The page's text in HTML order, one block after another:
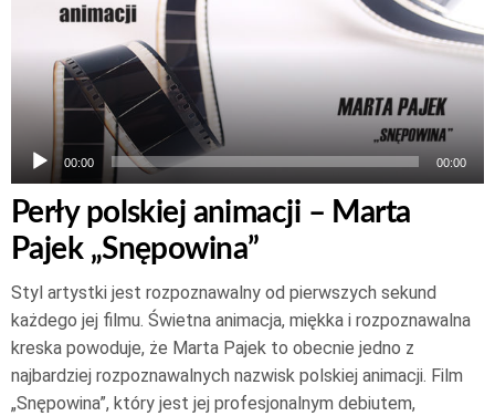
00:00 00:00
Perły polskiej animacji – Marta
Pajek „Snępowina”
Styl artystki jest rozpoznawalny od pierwszych sekund
każdego jej filmu. Świetna animacja, miękka i rozpoznawalna
kreska powoduje, że Marta Pajek to obecnie jedno z
najbardziej rozpoznawalnych nazwisk polskiej animacji. Film
„Snępowina”, który jest jej profesjonalnym debiutem,